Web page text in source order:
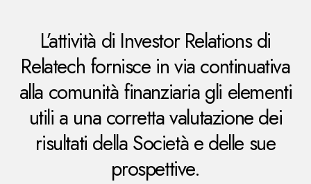
L’attività di Investor Relations di
Relatech fornisce in via continuativa
alla comunità finanziaria gli elementi
utili a una corretta valutazione dei
risultati della Società e delle sue
prospettive.